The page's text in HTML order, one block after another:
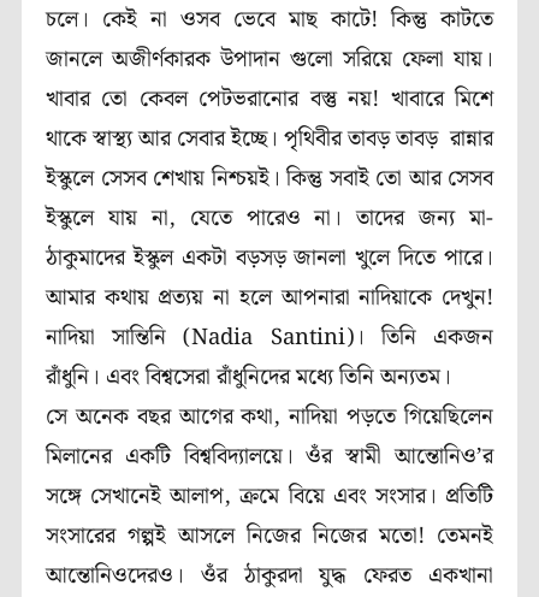
চলে। কেই না ওসব ভেবে মাছ কাটে! কিন্তু কাটতে
জানলে অজীর্ণকারক উপাদান গুলো সরিয়ে ফেলা যায়।
খাবার তো কেবল পেটভরানোর বস্তু নয়! খাবারে মিশে
থাকে স্বাস্থ্য আর সেবার ইচ্ছে। পৃথিবীর তাবড় তাবড় রান্নার
ইস্কুলে সেসব শেখায় নিশ্চয়ই। কিন্তু সবাই তো আর সেসব
ইস্কুলে যায় না, যেতে পারেও না। তাদের জন্য মা-
ঠাকুমাদের ইস্কুল একটা বড়সড় জানলা খুলে দিতে পারে।
আমার কথায় প্রত্যয় না হলে আপনারা নাদিয়াকে দেখুন!
নাদিয়া সান্তিনি (Nadia Santini)। তিনি একজন
রাঁধুনি। এবং বিশ্বসেরা রাঁধুনিদের মধ্যে তিনি অন্যতম।
সে অনেক বছর আগের কথা, নাদিয়া পড়তে গিয়েছিলেন
মিলানের একটি বিশ্ববিদ্যালয়ে। ওঁর স্বামী আন্তোনিও’র
সঙ্গে সেখানেই আলাপ, ক্রমে বিয়ে এবং সংসার। প্রতিটি
সংসারের গল্পই আসলে নিজের নিজের মতো! তেমনই
আন্তোনিওদেরও। ওঁর ঠাকুরদা যুদ্ধ ফেরত একখানা